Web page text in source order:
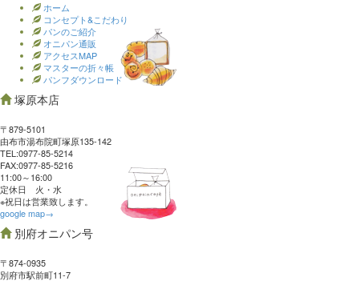
ホーム
コンセプト&こだわり
パンのご紹介
オニパン通販
アクセスMAP
マスターの折々帳
パンフダウンロード
塚原本店
〒879-5101
由布市湯布院町塚原135-142
TEL:0977‐85-5214
FAX:0977‐85-5216
11:00～16:00
定休日 火・水
※祝日は営業致します。
google map→
別府オニパン号
〒874-0935
別府市駅前町11-7